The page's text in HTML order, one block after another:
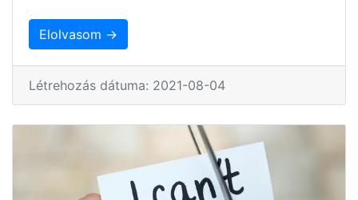
Elolvasom →
Létrehozás dátuma: 2021-08-04